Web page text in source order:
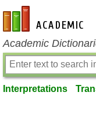
en-academic.com
Academic
Interpretations